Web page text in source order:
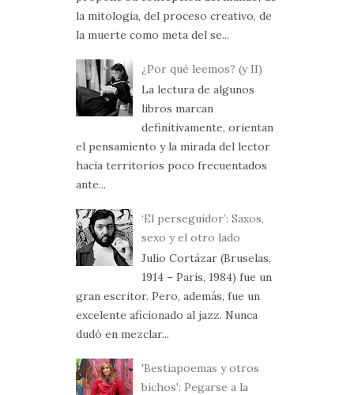
la mitología, del proceso creativo, de
la muerte como meta del se...
¿Por qué leemos? (y II)
La lectura de algunos
libros marcan
definitivamente, orientan
el pensamiento y la mirada del lector
hacia territorios poco frecuentados
ante...
‘El perseguidor’: Saxos,
sexo y el otro lado
Julio Cortázar (Bruselas,
1914 – París, 1984) fue un
gran escritor. Pero, además, fue un
excelente aficionado al jazz. Nunca
dudó en mezclar...
'Bestiapoemas y otros
bichos': Pegarse a la